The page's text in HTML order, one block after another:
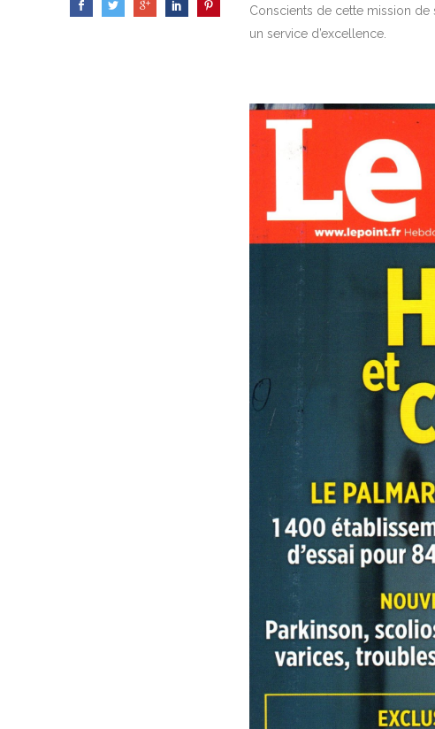
Conscients de cette mission
un service d’excellence.